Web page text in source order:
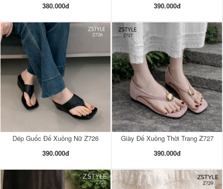
380.000đ
390.000đ
Dép Guốc Đế Xuồng Nữ Z726
390.000đ
Giày Đế Xuồng Thời Trang Z727
390.000đ